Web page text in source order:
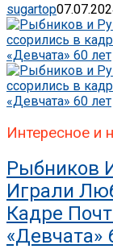
sugartop
Интересное и
Рыбников
Играли
Кадре
«Девчата»